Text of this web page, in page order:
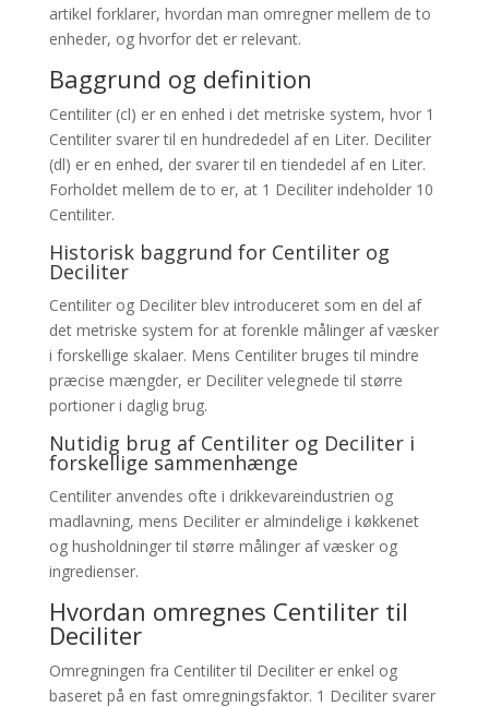
artikel forklarer, hvordan man omregner mellem de to
enheder, og hvorfor det er relevant.
Baggrund og definition
Centiliter (cl) er en enhed i det metriske system, hvor 1
Centiliter svarer til en hundrededel af en Liter. Deciliter
(dl) er en enhed, der svarer til en tiendedel af en Liter.
Forholdet mellem de to er, at 1 Deciliter indeholder 10
Centiliter.
Historisk baggrund for Centiliter og
Deciliter
Centiliter og Deciliter blev introduceret som en del af
det metriske system for at forenkle målinger af væsker
i forskellige skalaer. Mens Centiliter bruges til mindre
præcise mængder, er Deciliter velegnede til større
portioner i daglig brug.
Nutidig brug af Centiliter og Deciliter i
forskellige sammenhænge
Centiliter anvendes ofte i drikkevareindustrien og
madlavning, mens Deciliter er almindelige i køkkenet
og husholdninger til større målinger af væsker og
ingredienser.
Hvordan omregnes Centiliter til
Deciliter
Omregningen fra Centiliter til Deciliter er enkel og
baseret på en fast omregningsfaktor. 1 Deciliter svarer